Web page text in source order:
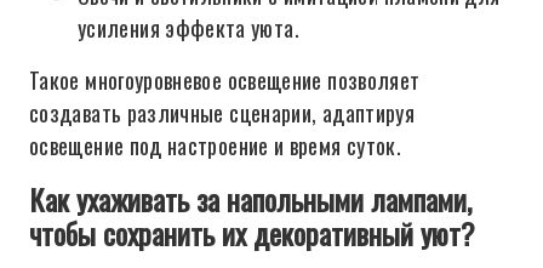
усиления эффекта уюта.
Такое многоуровневое освещение позволяет
создавать различные сценарии, адаптируя
освещение под настроение и время суток.
Как ухаживать за напольными лампами,
чтобы сохранить их декоративный уют?